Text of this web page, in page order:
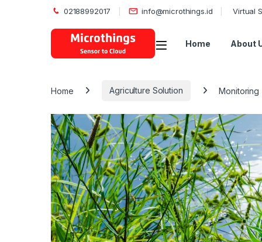
02188992017 info@microthings.id Virtual
Open Home About
Home Agriculture Solution Monitoring